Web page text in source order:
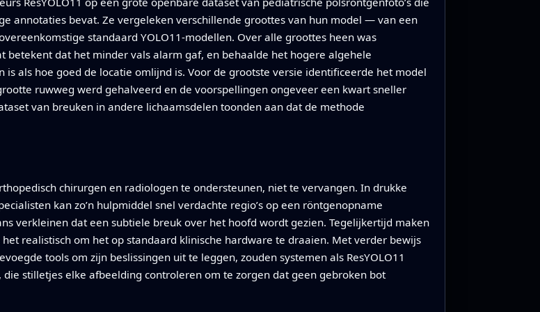
annotaties bevat. Ze vergeleken verschillende groottes van hun model — van een
standaard YOLO11-modellen. Over alle groottes heen was
betekent dat het minder vals alarm gaf, en behaalde het hogere algehele
als hoe goed de locatie omlijnd is. Voor de grootste versie identificeerde het model
ruwweg werd gehalveerd en de voorspellingen ongeveer een kwart sneller
van breuken in andere lichaamsdelen toonden aan dat de methode
chirurgen en radiologen te ondersteunen, niet te vervangen. In drukke
kan zo’n hulpmiddel snel verdachte regio’s op een röntgenopname
verkleinen dat een subtiele breuk over het hoofd wordt gezien. Tegelijkertijd maken
realistisch om het op standaard klinische hardware te draaien. Met verder bewijs
tools om zijn beslissingen uit te leggen, zouden systemen als ResYOLO11
stilletjes elke afbeelding controleren om te zorgen dat geen gebroken bot